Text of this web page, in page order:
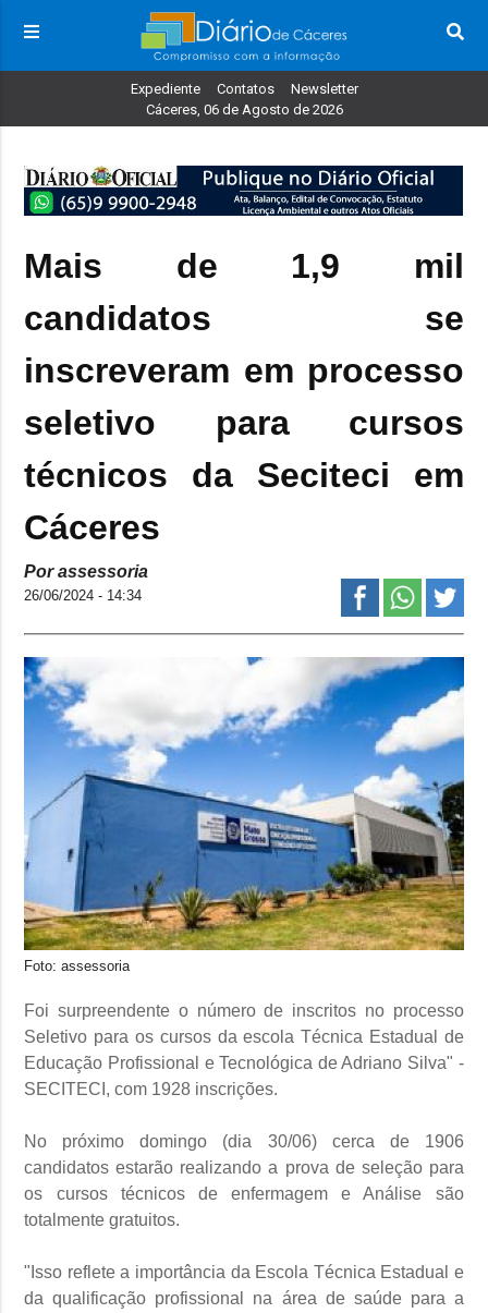
Expediente Contatos
Newsletter
Cáceres, 06 de Agosto de 2026
​Mais de 1,9 mil
candidatos se
inscreveram em processo
seletivo para cursos
técnicos da Seciteci em
Cáceres
Por assessoria
26/06/2024 - 14:34
Foto: assessoria
Foi surpreendente o número de inscritos no processo
Seletivo para os cursos da escola Técnica Estadual de
Educação Profissional e Tecnológica de Adriano Silva" -
SECITECI, com 1928 inscrições.
No próximo domingo (dia 30/06) cerca de 1906
candidatos estarão realizando a prova de seleção para
os cursos técnicos de enfermagem e Análise são
totalmente gratuitos.
"Isso reflete a importância da Escola Técnica Estadual e
da qualificação profissional na área de saúde para a